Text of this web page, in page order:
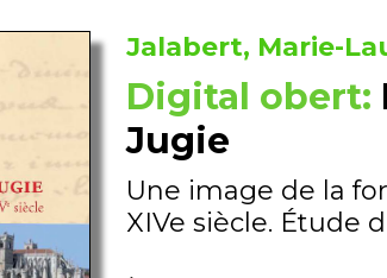
Jalabert, Marie-
Digital obert:
Jugie
Une image de la
XIVe siècle. Étude